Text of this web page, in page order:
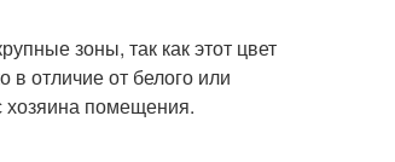
зоны, так как этот цвет
отличие от белого или
хозяина помещения.